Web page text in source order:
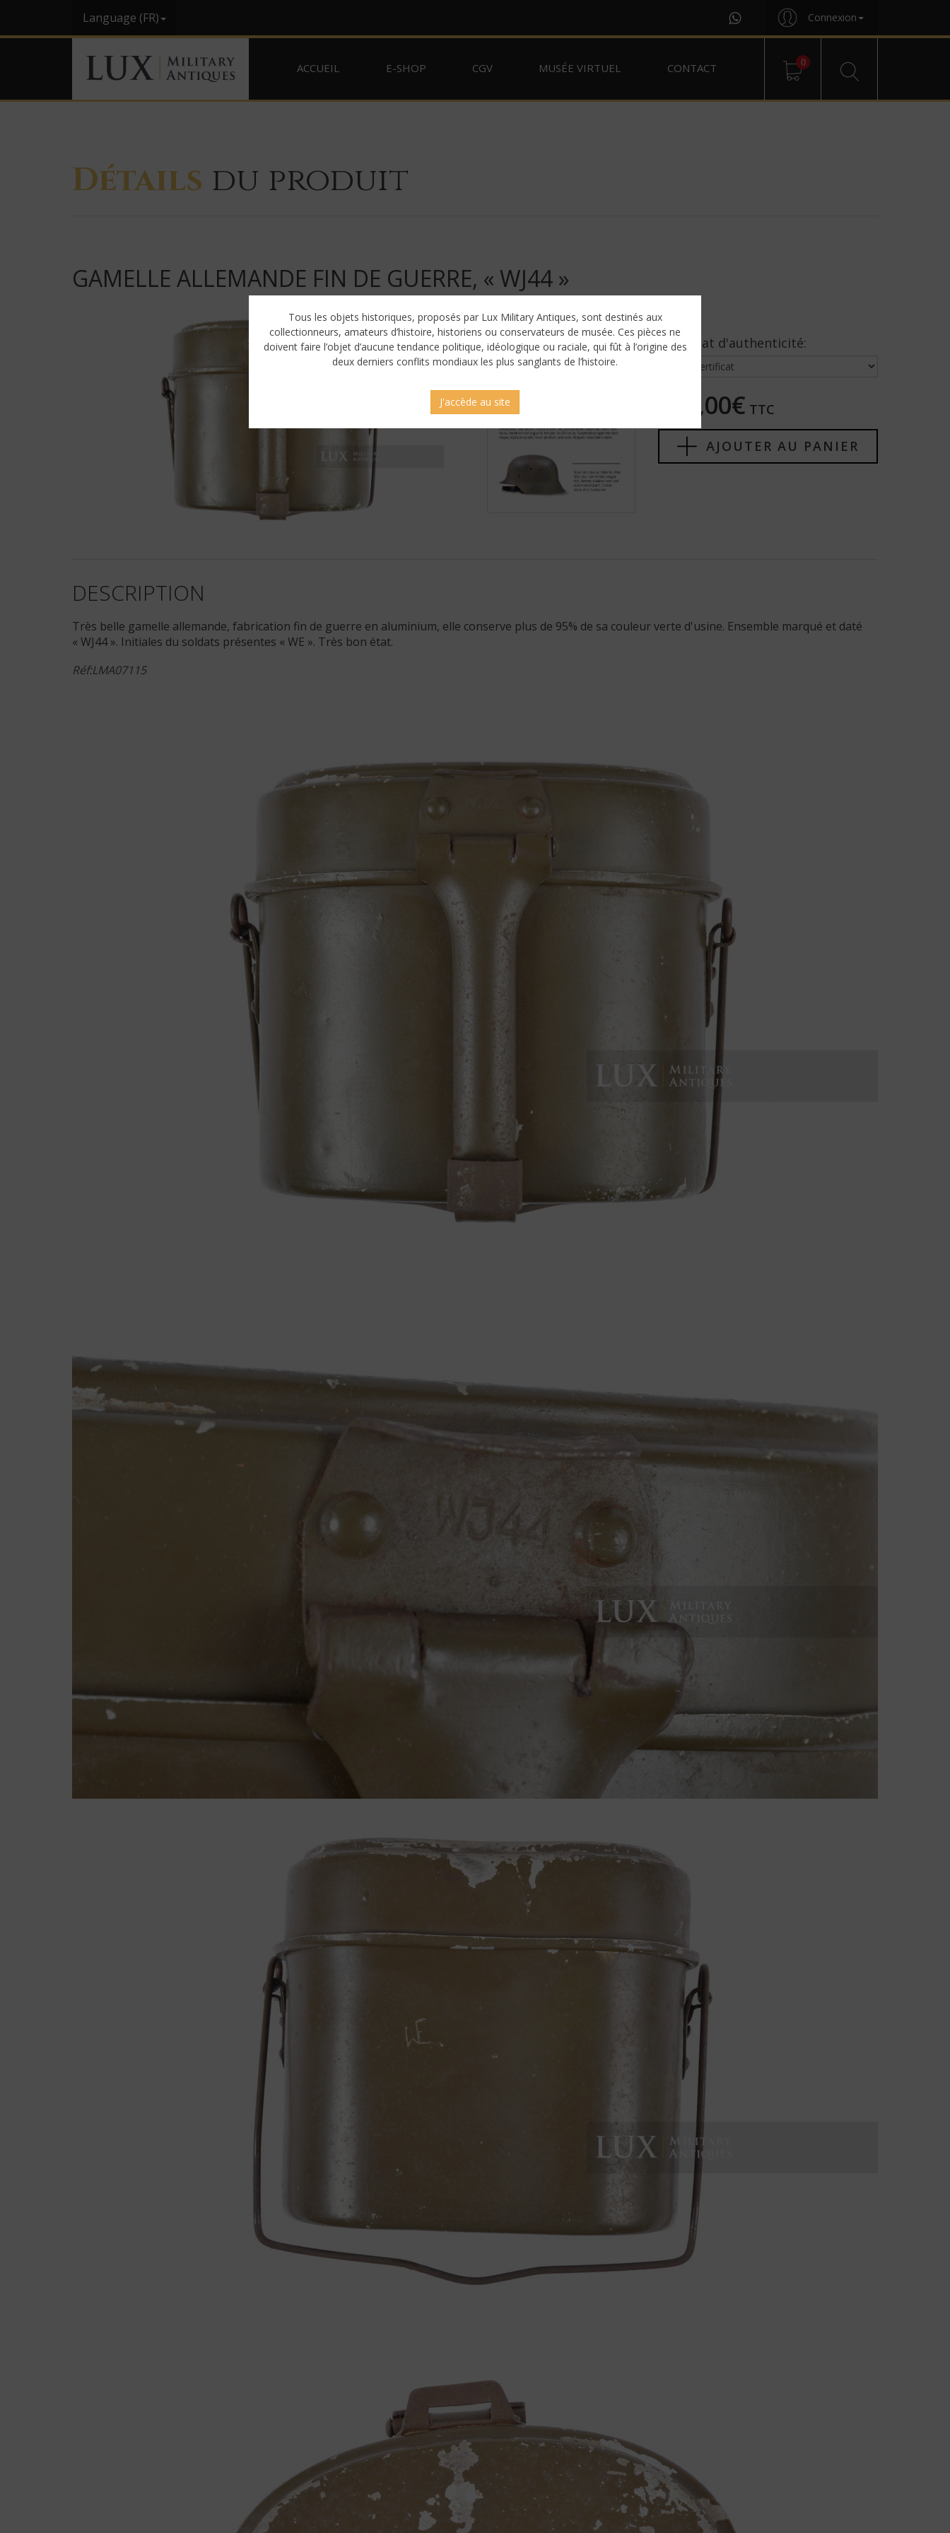
Language (FR) Connexion
ACCUEIL E-SHOP CGV MUSÉE VIRTUEL CONTACT 0
Détails du produit
GAMELLE ALLEMANDE FIN DE GUERRE, « WJ44 »
Certificat d'authenticité:
175,00€ TTC
AJOUTER AU PANIER
DESCRIPTION
Très belle gamelle allemande, fabrication fin de guerre en aluminium, elle conserve plus de 95% de sa couleur verte d'usine. Ensemble marqué et daté
« WJ44 ». Initiales du soldats présentes « WE ». Très bon état.
Réf:LMA07115
Tous les objets historiques, proposés par Lux Military Antiques, sont destinés aux
collectionneurs, amateurs d’histoire, historiens ou conservateurs de musée. Ces pièces ne
doivent faire l’objet d’aucune tendance politique, idéologique ou raciale, qui fût à l’origine des
deux derniers conflits mondiaux les plus sanglants de l’histoire.
J'accède au site